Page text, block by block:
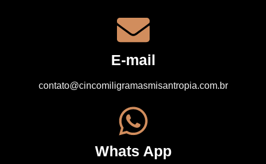
E-mail
contato@cincomiligramasmisantropia.com.br
Whats App